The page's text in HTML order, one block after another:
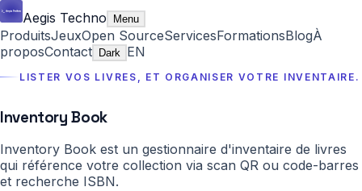
Aegis Techno Menu
ProduitsJeuxOpen SourceServicesFormationsBlogÀ
proposContact Dark EN
LISTER VOS LIVRES, ET ORGANISER VOTRE INVENTAIRE.
Inventory Book
Inventory Book est un gestionnaire d'inventaire de livres
qui référence votre collection via scan QR ou code-barres
et recherche ISBN.